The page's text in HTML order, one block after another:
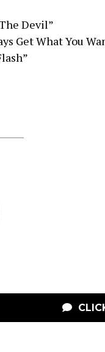
Devil”
Get What You